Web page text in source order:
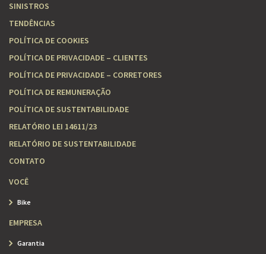
SINISTROS
TENDÊNCIAS
POLÍTICA DE COOKIES
POLÍTICA DE PRIVACIDADE – CLIENTES
POLÍTICA DE PRIVACIDADE – CORRETORES
POLÍTICA DE REMUNERAÇÃO
POLÍTICA DE SUSTENTABILIDADE
RELATÓRIO LEI 14611/23
RELATÓRIO DE SUSTENTABILIDADE
CONTATO
VOCÊ
Bike
EMPRESA
Garantia